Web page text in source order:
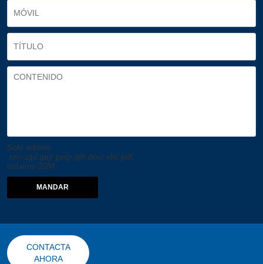
Solo admite
.rar/.zip/.jpg/.png/.gif/.doc/.xls/.pdf,
máximo 20M
MANDAR
CONTACTA
AHORA